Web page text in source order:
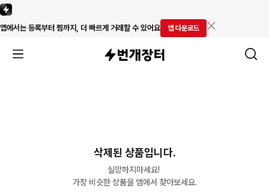
앱에서는 등록부터 찜까지, 더 빠르게 거래할 수 있어요 앱 다운로드
삭제된 상품입니다.
실망하지마세요!
가장 비슷한 상품을 앱에서 찾아보세요.